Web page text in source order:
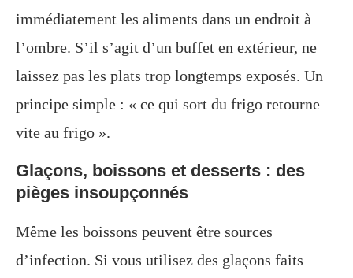
immédiatement les aliments dans un endroit à
l’ombre. S’il s’agit d’un buffet en extérieur, ne
laissez pas les plats trop longtemps exposés. Un
principe simple : « ce qui sort du frigo retourne
vite au frigo ».
Glaçons, boissons et desserts : des
pièges insoupçonnés
Même les boissons peuvent être sources
d’infection. Si vous utilisez des glaçons faits